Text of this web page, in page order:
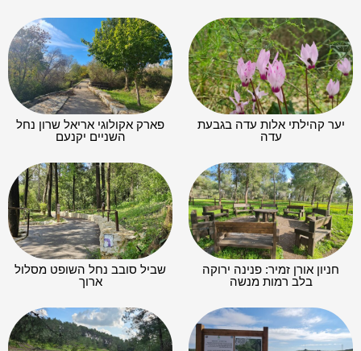
יער קהילתי אלות עדה בגבעת
עדה
פארק אקולוגי אריאל שרון נחל
השניים יקנעם
חניון אורן זמיר: פנינה ירוקה
בלב רמות מנשה
שביל סובב נחל השופט מסלול
ארוך